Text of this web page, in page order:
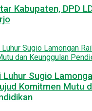
Kabupaten, DPD
Luhur Sugio
Komitmen Mutu